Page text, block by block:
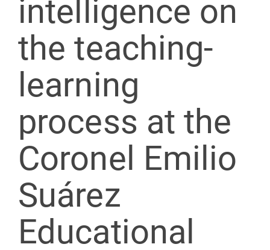
intelligence on
the teaching-
learning
process at the
Coronel Emilio
Suárez
Educational